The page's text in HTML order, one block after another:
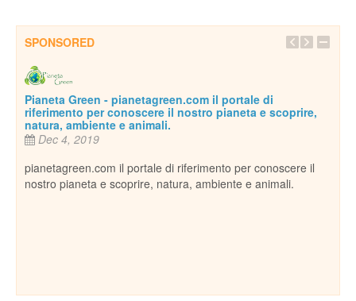
SPONSORED
il portale di
il nostro pianeta e scoprire,
di riferimento per conoscere il
natura, ambiente e animali.